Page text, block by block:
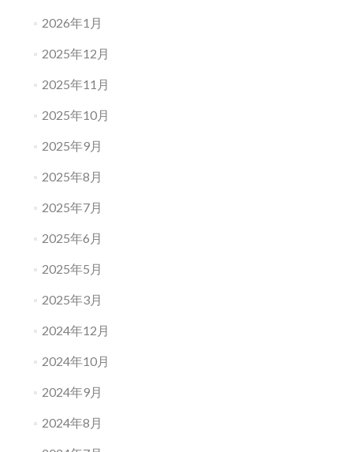
2026年1月
2025年12月
2025年11月
2025年10月
2025年9月
2025年8月
2025年7月
2025年6月
2025年5月
2025年3月
2024年12月
2024年10月
2024年9月
2024年8月